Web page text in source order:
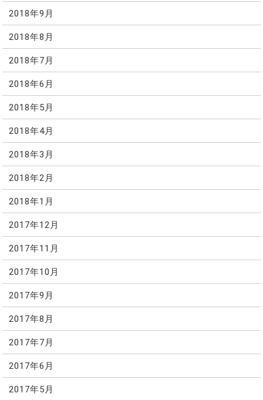
2018年9月
2018年8月
2018年7月
2018年6月
2018年5月
2018年4月
2018年3月
2018年2月
2018年1月
2017年12月
2017年11月
2017年10月
2017年9月
2017年8月
2017年7月
2017年6月
2017年5月